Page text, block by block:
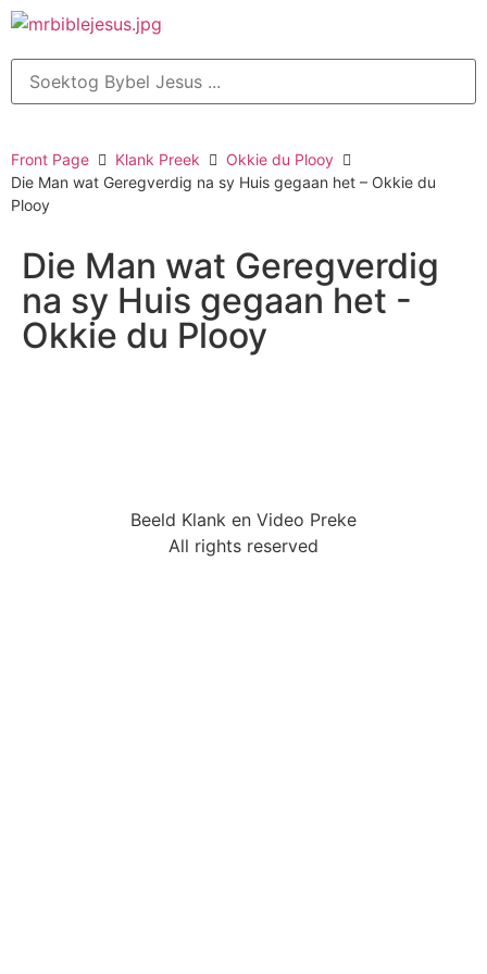
Front Page Klank Preek
Okkie du Plooy
Die Man wat Geregverdig na sy Huis gegaan het – Okkie du
Plooy
Die Man wat Geregverdig
na sy Huis gegaan het -
Okkie du Plooy
Beeld Klank en Video Preke
All rights reserved